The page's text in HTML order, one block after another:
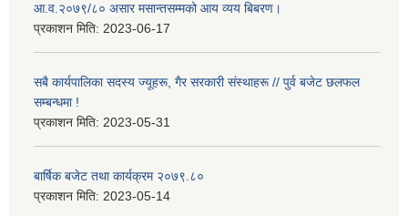
आ.व.२०७९/८० असार मसान्तसम्मको आय व्यय बिबरण।
प्रकाशन मिति: 2023-06-17
सबै कार्यपालिका सदस्य ज्यूहरू, गैर सरकारी संस्थाहरू // पुर्व बजेट छलफल
सम्बन्धमा !
प्रकाशन मिति: 2023-05-31
बार्षिक बजेट तथा कार्यक्रम २०७९.८०
प्रकाशन मिति: 2023-05-14